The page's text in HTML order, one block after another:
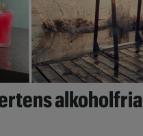
alkoholfria